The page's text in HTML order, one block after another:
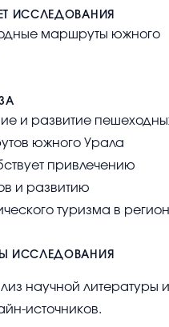
ИССЛЕДОВАНИЯ
маршруты южного
и развитие
южного Урала
привлечению
и развитию
туризма в
ИССЛЕДОВАНИЯ
научной литературы и
источников.